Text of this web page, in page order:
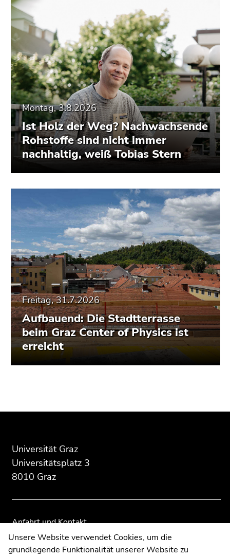
Montag, 3.8.2026
Ist Holz der Weg? Nachwachsende
Rohstoffe sind nicht immer
nachhaltig, weiß Tobias Stern
Freitag, 31.7.2026
Aufbauend: Die Stadtterrasse
beim Graz Center of Physics ist
erreicht
Universität Graz
Universitätsplatz 3
8010 Graz
Anfahrt und Kontakt
Kommunikation und Öffentlichkeitsarbeit
Moodle
Übersicht
Seitenbereiche
Übersicht
Seitenbereiche
Unsere Website verwendet Cookies, um die
grundlegende Funktionalität unserer Website zu